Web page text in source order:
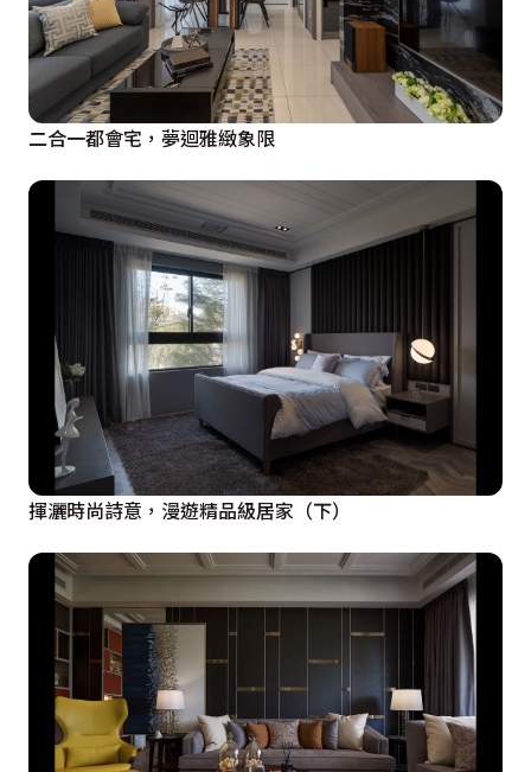
二合一都會宅，夢迴雅緻象限
揮灑時尚詩意，漫遊精品級居家（下）